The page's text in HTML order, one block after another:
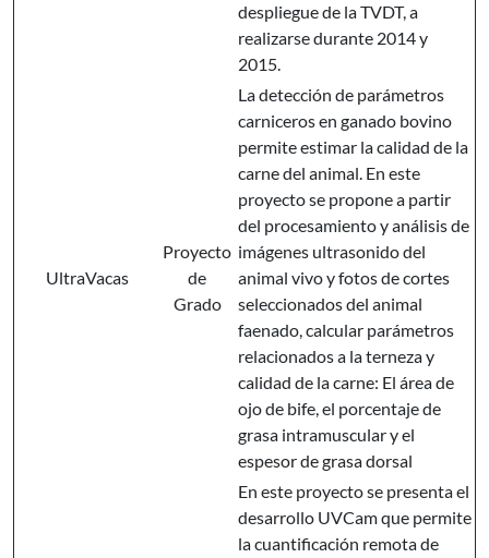
despliegue de la TVDT, a
realizarse durante 2014 y
2015.
UltraVacas
Proyecto
de
Grado
La detección de parámetros
carniceros en ganado bovino
permite estimar la calidad de la
carne del animal. En este
proyecto se propone a partir
del procesamiento y análisis de
imágenes ultrasonido del
animal vivo y fotos de cortes
seleccionados del animal
faenado, calcular parámetros
relacionados a la terneza y
calidad de la carne: El área de
ojo de bife, el porcentaje de
grasa intramuscular y el
espesor de grasa dorsal
En este proyecto se presenta el
desarrollo UVCam que permite
la cuantificación remota de